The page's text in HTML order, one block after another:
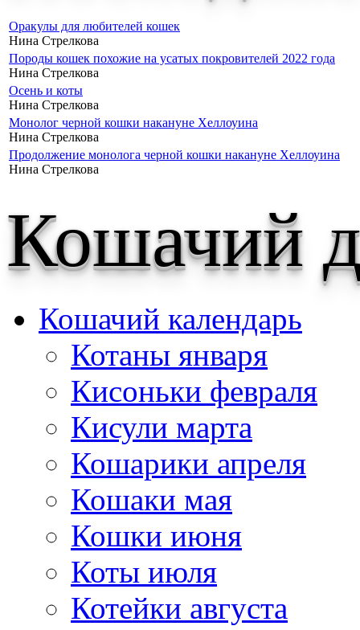
Оракулы для любителей кошек
Нина Стрелкова
Породы кошек похожие на усатых покровителей 2022 года
Нина Стрелкова
Осень и коты
Нина Стрелкова
Монолог черной кошки накануне Хеллоуина
Нина Стрелкова
Продолжение монолога черной кошки накануне Хеллоуина
Нина Стрелкова
Кошачий
Кошачий календарь
Котаны января
Кисоньки февраля
Кисули марта
Кошарики апреля
Кошаки мая
Кошки июня
Коты июля
Котейки августа